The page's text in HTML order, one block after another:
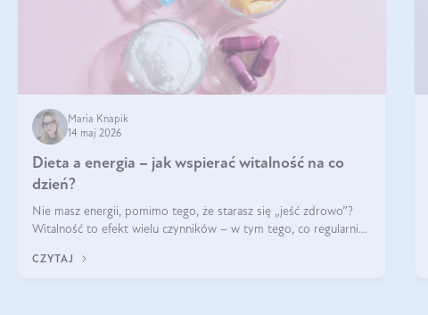
Maria Knapik
14 maj 2026
Dieta a energia – jak wspierać witalność na co
dzień?
Nie masz energii, pomimo tego, że starasz się „jeść zdrowo”?
Witalność to efekt wielu czynników – w tym tego, co regularnie
się w zależności od osoby
CZYTAJ